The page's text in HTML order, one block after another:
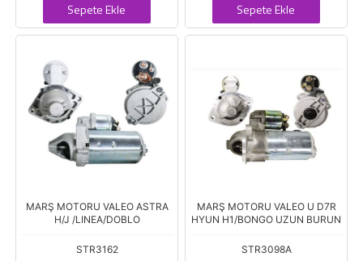
Sepete Ekle Sepete Ekle
MARŞ MOTORU VALEO ASTRA
H/J /LINEA/DOBLO
STR3162
MARŞ MOTORU VALEO U D7R
HYUN H1/BONGO UZUN BURUN
STR3098A